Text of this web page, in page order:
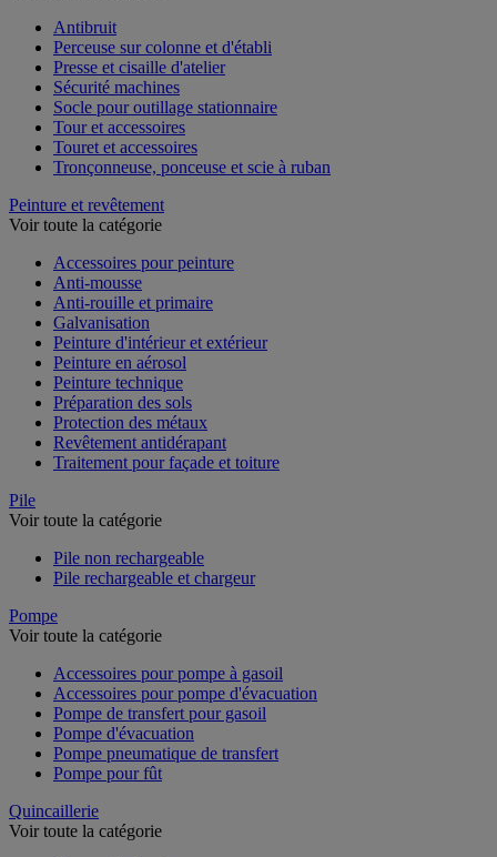
Antibruit
Perceuse sur colonne et d'établi
Presse et cisaille d'atelier
Sécurité machines
Socle pour outillage stationnaire
Tour et accessoires
Touret et accessoires
Tronçonneuse, ponceuse et scie à ruban
Peinture et revêtement
Voir toute la catégorie
Accessoires pour peinture
Anti-mousse
Anti-rouille et primaire
Galvanisation
Peinture d'intérieur et extérieur
Peinture en aérosol
Peinture technique
Préparation des sols
Protection des métaux
Revêtement antidérapant
Traitement pour façade et toiture
Pile
Voir toute la catégorie
Pile non rechargeable
Pile rechargeable et chargeur
Pompe
Voir toute la catégorie
Accessoires pour pompe à gasoil
Accessoires pour pompe d'évacuation
Pompe de transfert pour gasoil
Pompe d'évacuation
Pompe pneumatique de transfert
Pompe pour fût
Quincaillerie
Voir toute la catégorie